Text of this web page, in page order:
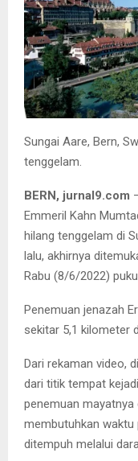
Sungai Aare, Bern,
tenggelam.
BERN, jurnal9.com
Emmeril Kahn
hilang tenggelam di
lalu, akhirnya
Rabu (8/6/2022)
Penemuan jenazah
sekitar 5,1 kilometer
Dari rekaman video,
dari titik tempat
penemuan mayatnya
membutuhkan
ditempuh melalui